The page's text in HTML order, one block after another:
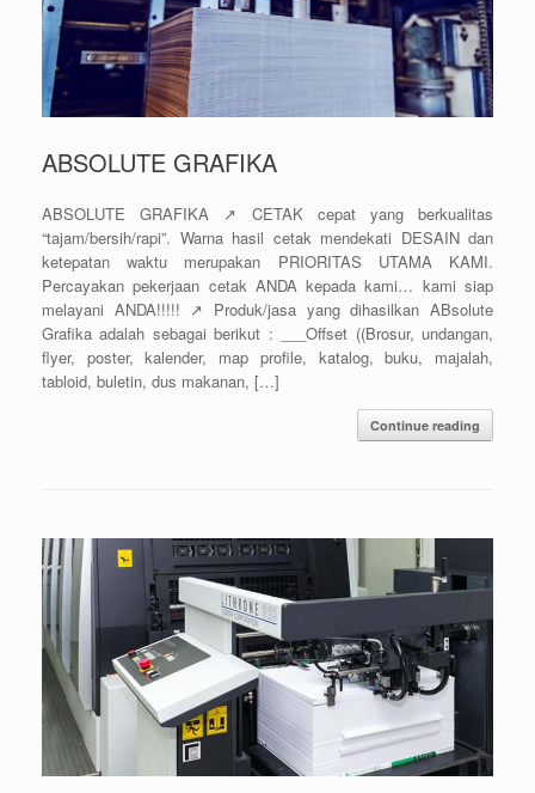
ABSOLUTE GRAFIKA
ABSOLUTE GRAFIKA ↗️ CETAK cepat yang berkualitas
“tajam/bersih/rapi”. Warna hasil cetak mendekati DESAIN dan
ketepatan waktu merupakan PRIORITAS UTAMA KAMI.
Percayakan pekerjaan cetak ANDA kepada kami… kami siap
melayani ANDA!!!!! ↗️ Produk/jasa yang dihasilkan ABsolute
Grafika adalah sebagai berikut : ___Offset ((Brosur, undangan,
flyer, poster, kalender, map profile, katalog, buku, majalah,
tabloid, buletin, dus makanan, […]
Continue reading